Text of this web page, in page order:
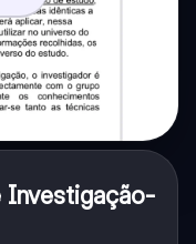
Investigação-